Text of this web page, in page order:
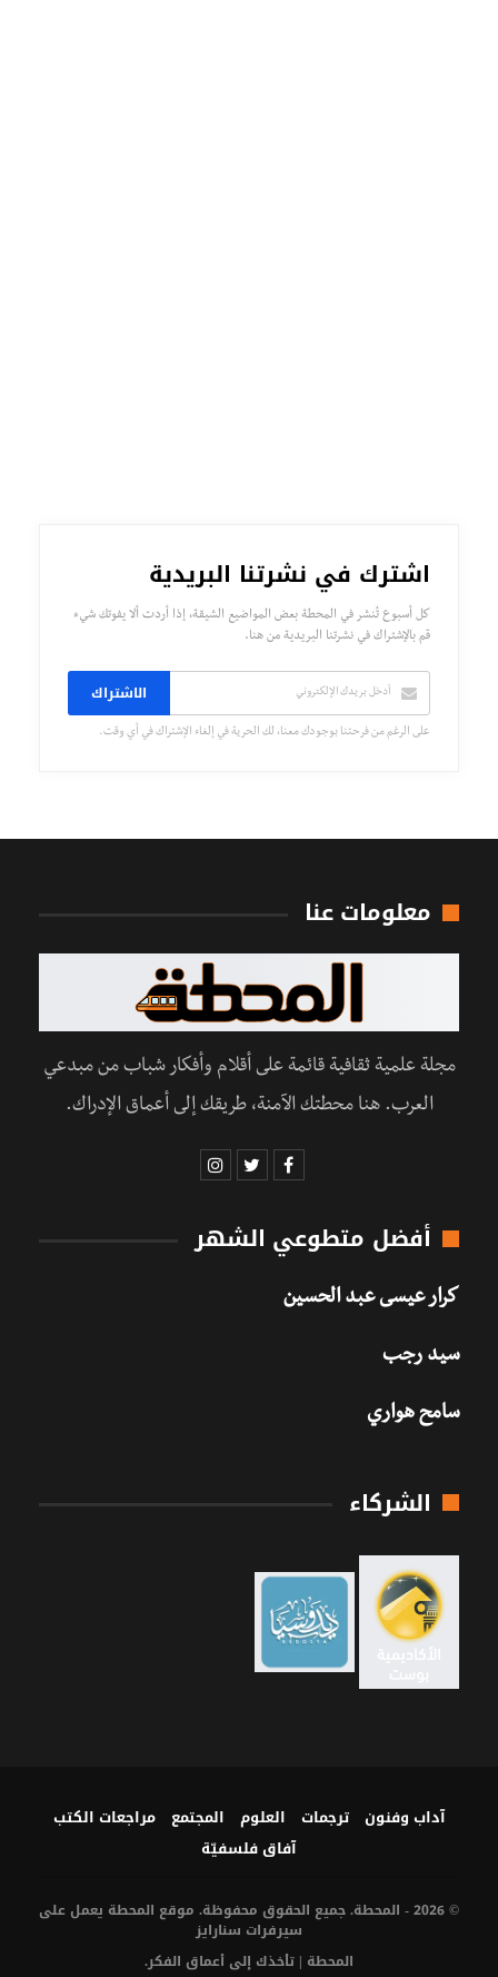
اشترك في نشرتنا البريدية
كل أسبوع تُنشر في المحطة بعض المواضيع الشيقة، إذا أردت ألا يفوتك شيء
قم بالإشتراك في نشرتنا البريدية من هنا.
الاشتراك
على الرغم من فرحتنا بوجودك معنا، لك الحرية في إلغاء الإشتراك في أي وقت.
معلومات عنا
مجلة علمية ثقافية قائمة على أقلام وأفكار شباب من مبدعي
العرب. هنا محطتك الآمنة، طريقك إلى أعماق الإدراك.
أفضل متطوعي الشهر
كرار عيسى عبد الحسين
سيد رجب
سامح هواري
الشركاء
آداب وفنون ترجمات العلوم المجتمع
مراجعات الكتب
آفاق فلسفيّة‎
© 2026 - المحطة. جميع الحقوق محفوظة. موقع المحطة يعمل على
سيرفرات سنارايز
المحطة | تأخذك إلى أعماق الفكر.